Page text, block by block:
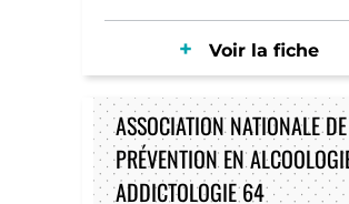
Voir la fiche
ASSOCIATION NATIONALE DE
PRÉVENTION EN
ADDICTOLOGIE 64